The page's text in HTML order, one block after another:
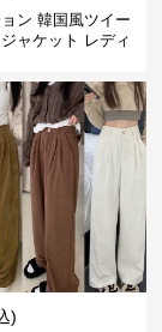
ン 韓国風ツイー
ャケット レディ
)